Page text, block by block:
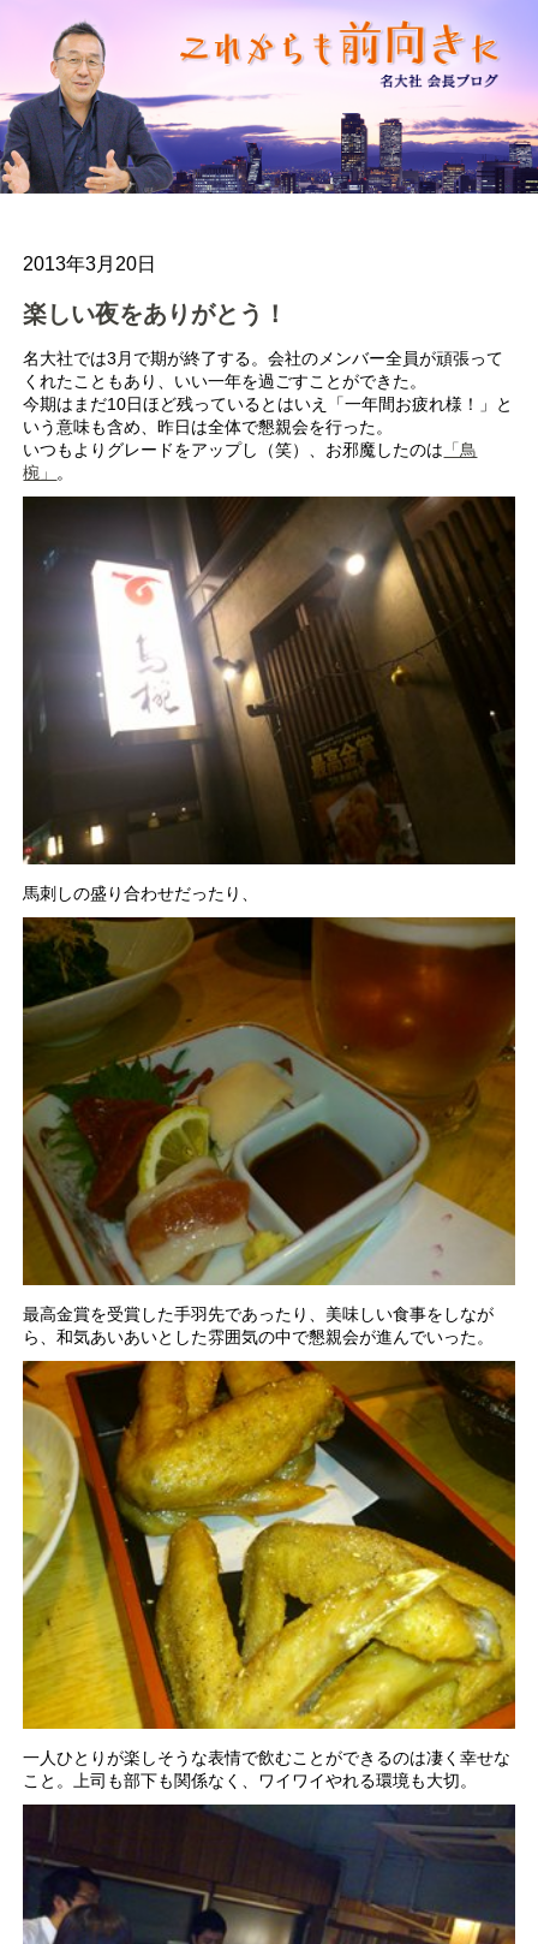
2013年3月20日
楽しい夜をありがとう！
名大社では3月で期が終了する。会社のメンバー全員が頑張って
くれたこともあり、いい一年を過ごすことができた。
今期はまだ10日ほど残っているとはいえ「一年間お疲れ様！」と
いう意味も含め、昨日は全体で懇親会を行った。
いつもよりグレードをアップし（笑）、お邪魔したのは 「鳥
椀」 。
馬刺しの盛り合わせだったり、
最高金賞を受賞した手羽先であったり、美味しい食事をしなが
ら、和気あいあいとした雰囲気の中で懇親会が進んでいった。
一人ひとりが楽しそうな表情で飲むことができるのは凄く幸せな
こと。上司も部下も関係なく、ワイワイやれる環境も大切。